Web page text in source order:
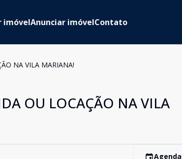
imóvelAnunciar imóvelContato
NA VILA MARIANA!
OU LOCAÇÃO NA VILA